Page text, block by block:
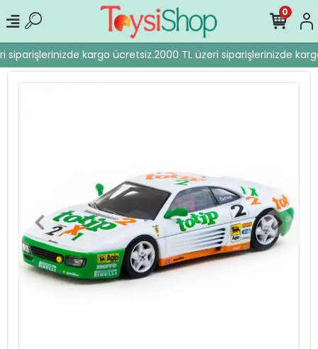
siparişlerinizde kargo ücretsiz.2000 TL üzeri siparişlerinizde
0